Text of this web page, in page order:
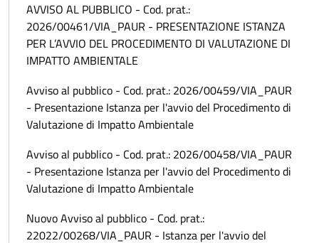
AVVISO AL PUBBLICO - Cod. prat.:
2026/00461/VIA_PAUR - PRESENTAZIONE ISTANZA
PER L’AVVIO DEL PROCEDIMENTO DI VALUTAZIONE DI
IMPATTO AMBIENTALE
Avviso al pubblico - Cod. prat.: 2026/00459/VIA_PAUR
- Presentazione Istanza per l'avvio del Procedimento di
Valutazione di Impatto Ambientale
Avviso al pubblico - Cod. prat.: 2026/00458/VIA_PAUR
- Presentazione Istanza per l'avvio del Procedimento di
Valutazione di Impatto Ambientale
Nuovo Avviso al pubblico - Cod. prat.:
22022/00268/VIA_PAUR - Istanza per l'avvio del